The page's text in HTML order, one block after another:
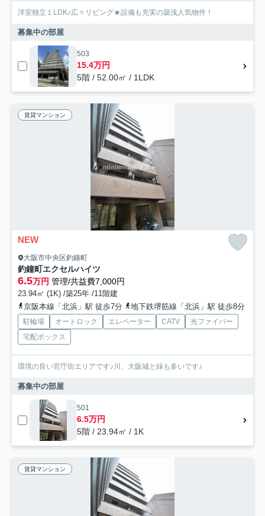
洋室独立１LDK♪広々リビング★設備も充実の築浅人気物件！
募集中の部屋
503
15.4万円
5階 / 52.00㎡ / 1LDK
賃貸マンション
NEW
大阪市中央区釣鐘町
釣鐘町エクセルハイツ
6.5万円 管理/共益費7,000円
23.94㎡ (1K) /築25年 /11階建
京阪本線「北浜」駅 徒歩7分
地下鉄堺筋線「北浜」駅 徒歩8分
駐輪場 オートロック エレベーター CATV
光ファイバー
宅配ボックス
環境の良い官庁街エリアです♪川、大阪城と緑も多いです♪
募集中の部屋
501
6.5万円
5階 / 23.94㎡ / 1K
賃貸マンション